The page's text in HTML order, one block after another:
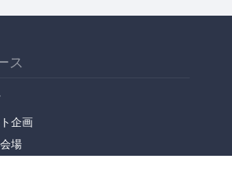
ス
企画
場